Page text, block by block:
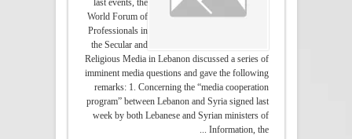
last events, the
World Forum of
Professionals in
the Secular and
Religious Media in Lebanon discussed a series of
imminent media questions and gave the following
remarks: 1. Concerning the “media cooperation
program” between Lebanon and Syria signed last
week by both Lebanese and Syrian ministers of
Information, the ...